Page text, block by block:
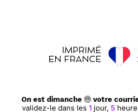
On est dimanche votre
validez-le dans les1 jour,5